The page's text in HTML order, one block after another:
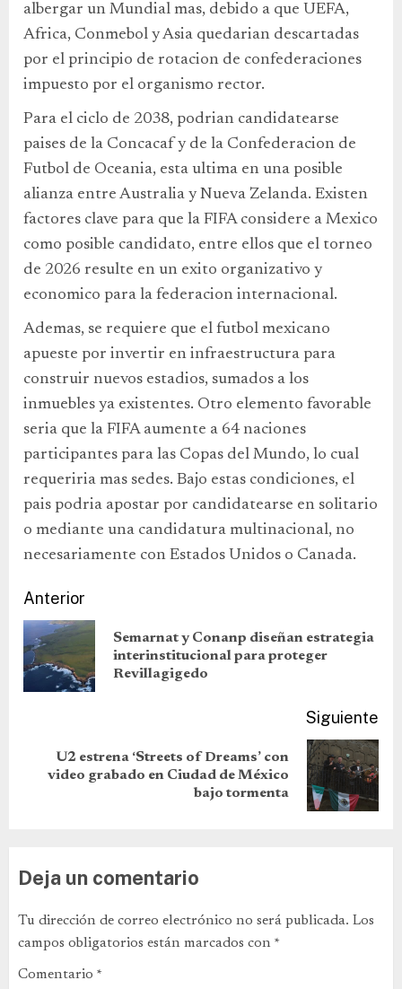
albergar un Mundial mas, debido a que UEFA,
Africa, Conmebol y Asia quedarian descartadas
por el principio de rotacion de confederaciones
impuesto por el organismo rector.
Para el ciclo de 2038, podrian candidatearse
paises de la Concacaf y de la Confederacion de
Futbol de Oceania, esta ultima en una posible
alianza entre Australia y Nueva Zelanda. Existen
factores clave para que la FIFA considere a Mexico
como posible candidato, entre ellos que el torneo
de 2026 resulte en un exito organizativo y
economico para la federacion internacional.
Ademas, se requiere que el futbol mexicano
apueste por invertir en infraestructura para
construir nuevos estadios, sumados a los
inmuebles ya existentes. Otro elemento favorable
seria que la FIFA aumente a 64 naciones
participantes para las Copas del Mundo, lo cual
requeriria mas sedes. Bajo estas condiciones, el
pais podria apostar por candidatearse en solitario
o mediante una candidatura multinacional, no
necesariamente con Estados Unidos o Canada.
Anterior
Semarnat y Conanp diseñan estrategia
interinstitucional para proteger
Revillagigedo
Siguiente
U2 estrena ‘Streets of Dreams’ con
video grabado en Ciudad de México
bajo tormenta
Deja un comentario
Tu dirección de correo electrónico no será publicada. Los
campos obligatorios están marcados con *
Comentario *